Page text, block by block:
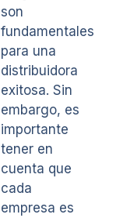
son
fundamentales
para una
distribuidora
exitosa. Sin
embargo, es
importante
tener en
cuenta que
cada
empresa es